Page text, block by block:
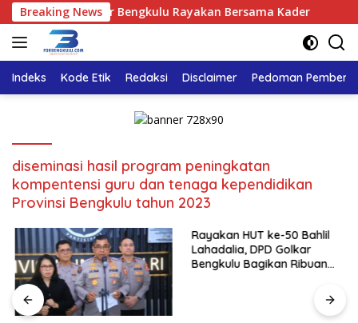
Langsung
ke
konten
Breaking News
DPD Golkar Bengkulu Rayakan Bersama Kader
Indeks Kode Etik Redaksi Disclaimer Pedoman
diseminasi hasil program peningkatan
kompentensi guru dan tenaga kependidikan
Provinsi Bengkulu tahun 2023
Rayakan HUT ke-50 Bahlil
Lahadalia, DPD Golkar
Bengkulu Bagikan Ribuan